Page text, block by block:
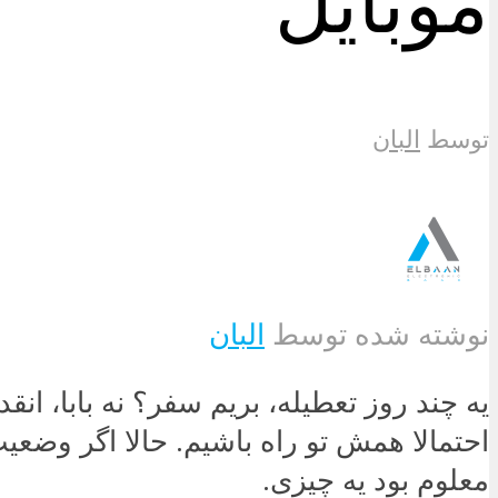
توسط البان
نوشته شده توسط البان
یه چند روز تعطیله، بریم سفر؟ نه بابا،
احتمالا همش تو راه باشیم. حالا اگر
معلوم بود یه چیزی.